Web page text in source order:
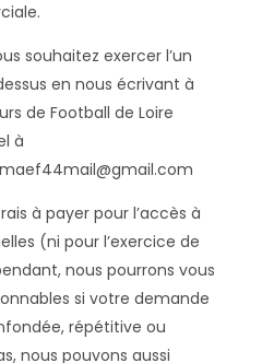
souhaitez exercer l’un
en nous écrivant à
de Football de Loire
à
à payer pour l’accès à
(ni pour l’exercice de
nous pourrons vous
si votre demande
répétitive ou
nous pouvons aussi